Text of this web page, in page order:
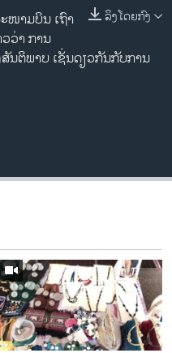
ລິງໂດຍກົງ
ໜາມບິນ ເຖົາ
ວ່າ ການ
ນຕິພາບ ເຊັ່ນດຽວກັນກັບການ